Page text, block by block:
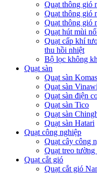
Quạt thông gió
Quạt thông gió
Quạt thông gió
Quạt hút mùi
Quạt cấp khí
thu hồi nhiệt
Bộ lọc không
Quạt sàn
Quạt sàn
Quạt sàn
Quạt sàn điện
Quạt sàn Tico
Quạt sàn
Quạt sàn Hatari
Quạt công nghiệp
Quạt cây công
Quạt treo
Quạt cắt gió
Quạt cắt gió